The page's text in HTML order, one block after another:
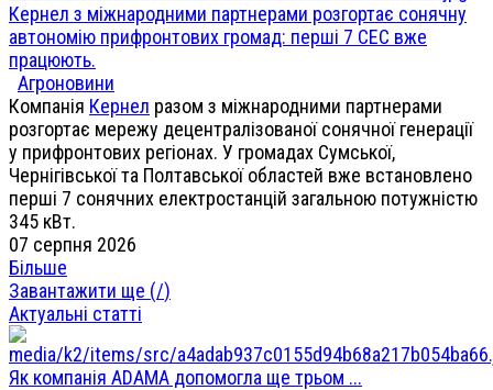
Кернел з міжнародними партнерами розгортає сонячну
автономію прифронтових громад: перші 7 СЕС вже
працюють.
Агроновини
Компанія Кернел разом з міжнародними партнерами
розгортає мережу децентралізованої сонячної генерації
у прифронтових регіонах. У громадах Сумської,
Чернігівської та Полтавської областей вже встановлено
перші 7 сонячних електростанцій загальною потужністю
345 кВт.
07 серпня 2026
Більше
Завантажити ще (/)
Актуальні статті
Як компанія ADAMA допомогла ще трьом ...